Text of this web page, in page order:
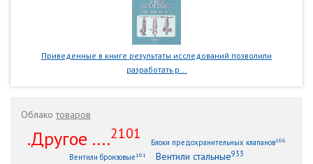
Приведенные в книге результаты исследований позволили
разработать р...
Облакотоваров
.Другое ....2101
Блоки предохранительных клапанов166
Вентили бронзовые161 Вентили стальные933